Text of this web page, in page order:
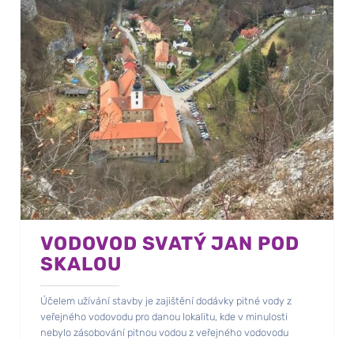
VODOVOD SVATÝ JAN POD
SKALOU
Účelem užívání stavby je zajištění dodávky pitné vody z
veřejného vodovodu pro danou lokalitu, kde v minulosti
nebylo zásobování pitnou vodou z veřejného vodovodu